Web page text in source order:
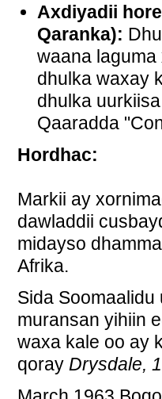
Axdiyadii
Qaranka):
waana
dhulka waxay
dhulka
Qaaradda
Hordhac:
Markii ay
dawladdii
midayso
Afrika.
Sida
muransan yihiin
waxa kale oo ay
qoray Drysdale,